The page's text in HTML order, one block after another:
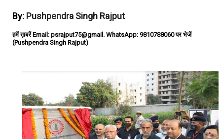
By: Pushpendra Singh Rajput
हमें ख़बरें Email: psrajput75@gmail. WhatsApp: 9810788060 पर भेजें
(Pushpendra Singh Rajput)